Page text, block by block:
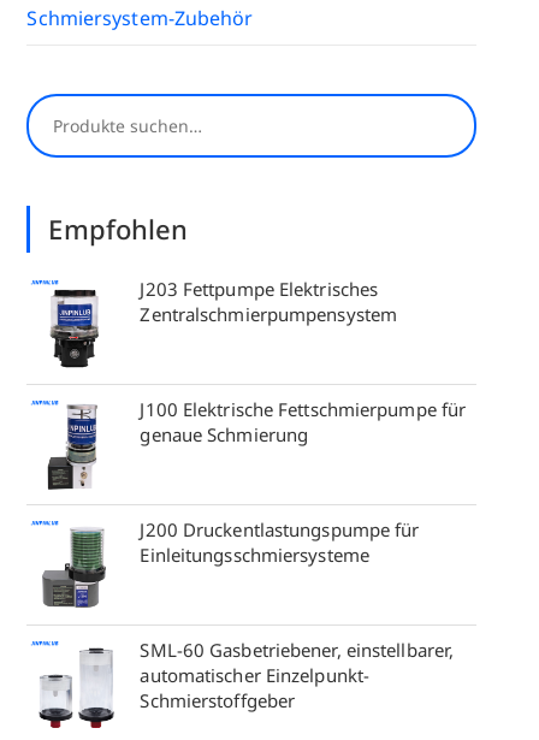
Schmiersystem-Zubehör
Suchen
Empfohlen
J203 Fettpumpe Elektrisches
Zentralschmierpumpensystem
J100 Elektrische Fettschmierpumpe für
genaue Schmierung
J200 Druckentlastungspumpe für
Einleitungsschmiersysteme
SML-60 Gasbetriebener, einstellbarer,
automatischer Einzelpunkt-
Schmierstoffgeber